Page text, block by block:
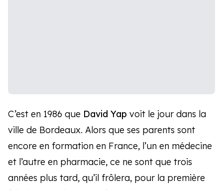
C’est en 1986 que David Yap voit le jour dans la
ville de Bordeaux. Alors que ses parents sont
encore en formation en France, l’un en médecine
et l’autre en pharmacie, ce ne sont que trois
années plus tard, qu’il frôlera, pour la première